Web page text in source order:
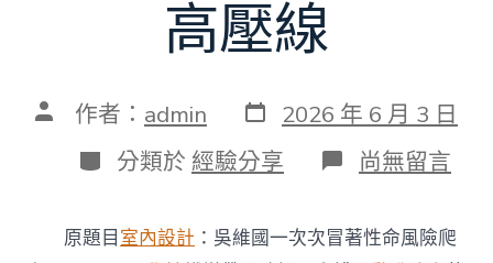
高壓線
文 作者： admin 發
表
日
期
2026 年 6 月 3 日
分
類
分類於 經驗分享 在
〈億
工
學
尚無留言
原題目 室內設計 ：吳維國一次次冒著性命風險爬